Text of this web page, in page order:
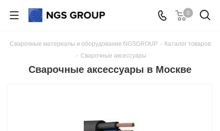
0
Сварочные материалы и оборудование NGSGROUP - Каталог товаров
- Сварочные аксессуары
Сварочные аксессуары в Москве